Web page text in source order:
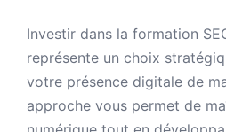
Investir dans la formation
représente un choix
votre présence digitale de
approche vous permet de